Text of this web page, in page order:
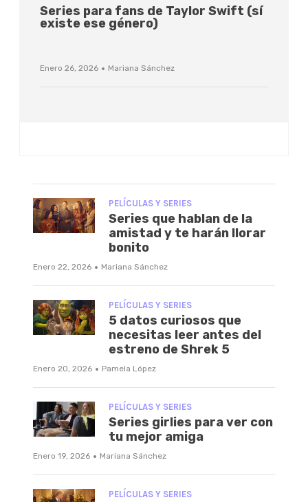
Series para fans de Taylor Swift (sí
existe ese género)
Enero 26, 2026 · Mariana Sánchez
PELÍCULAS Y SERIES
Series que hablan de la
amistad y te harán llorar
bonito
Enero 22, 2026 · Mariana Sánchez
PELÍCULAS Y SERIES
5 datos curiosos que
necesitas leer antes del
estreno de Shrek 5
Enero 20, 2026 · Pamela López
PELÍCULAS Y SERIES
Series girlies para ver con
tu mejor amiga
Enero 19, 2026 · Mariana Sánchez
PELÍCULAS Y SERIES